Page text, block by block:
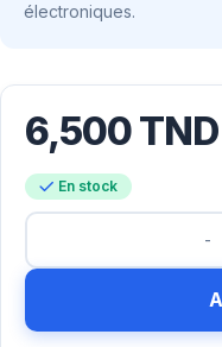
électroniques.
6,500TND
En stock